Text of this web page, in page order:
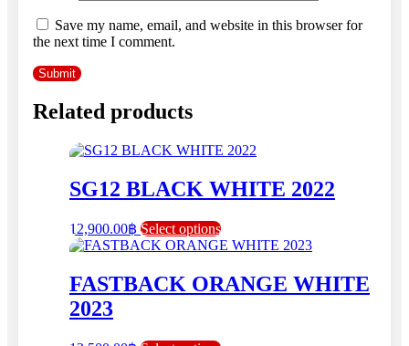
Save my name, email, and website in this browser for
the next time I comment.
Related products
SG12 BLACK WHITE 2022
12,900.00฿ Select optionsThis
product
multiple
variants.
may
FASTBACK ORANGE WHITE
2023